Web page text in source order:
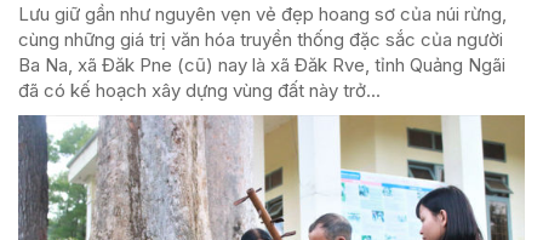
Lưu giữ gần như nguyên vẹn vẻ đẹp hoang sơ của núi rừng,
cùng những giá trị văn hóa truyền thống đặc sắc của người
Ba Na, xã Đăk Pne (cũ) nay là xã Đăk Rve, tỉnh Quảng Ngãi
đã có kế hoạch xây dựng vùng đất này trở...